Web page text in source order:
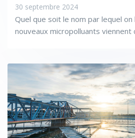
30 septembre 2024
Quel que soit le nom par lequel
nouveaux micropolluants viennent